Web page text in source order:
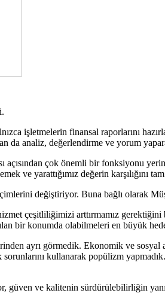
işletmelerin finansal raporlarını
da analiz, değerlendirme ve yorum
açısından çok önemli bir fonksiyonu
ve yarattığımız değerin karşılığını
değiştiriyor. Buna bağlı olarak
çeşitliliğimizi arttırmamız
bir konumda olabilmeleri en büyük
ayrı görmedik. Ekonomik ve
kullanarak popülizm
güven ve kalitenin sürdürülebilirliğin